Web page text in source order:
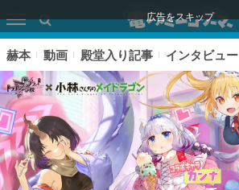
広告をスキップ
赫本 動画 殿堂入り記事 インタビュー